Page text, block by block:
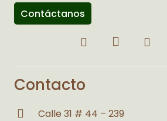
Contáctanos
Contacto
Calle 31 # 44 – 239